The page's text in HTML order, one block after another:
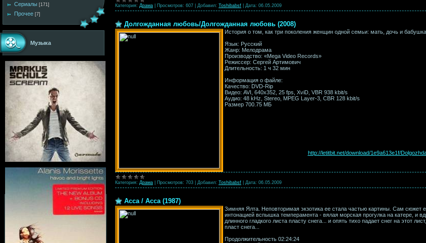
Сериалы [171]
Прочее [7]
Музыка
Категория: Драма Просмотров: 607 Добавил: Toshibabsf Дата: 06.05.2009
Долгожданная любовь/Долгожданная любовь (2008)
История о том, как три поколения женщин одной семьи: мать, дочь и
Язык: Русский
Жанр: Мелодрама
Производство: «Mega Video Records»
Режиссер: Сергей Артимович
Длительность: 1 ч 32 мин
Информация о файле:
Качество: DVD-Rip
Видео: AVI, 640x352, 25 fps, XviD, VBR 938 kbit/s
Аудио: 48 kHz, Stereo, MPEG Layer-3, CBR 128 kbit/s
Размер 700.75 МБ
http://letitbit.net/download/1e9a613e1f/
Категория: Драма Просмотров: 703 Добавил: Toshibabsf Дата: 06.05.2009
Асса / Асса (1987)
Зимняя Ялта. Неповторимая экзотика ее стала частью картины. Сам сюжет
интонацией вспышка темперамента - вялая морская прогулка на катере, и
длинного гладкого листа пласту снега... и опять тихо падает снег на этот
пласт снега...
Продолжительность 02:24:24